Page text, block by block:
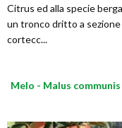
Citrus ed alla specie
un tronco dritto a
cortecc...
Melo - Malus communis